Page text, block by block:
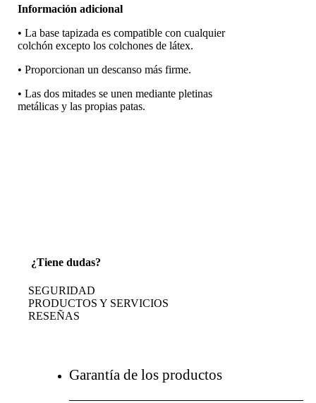
Información adicional
• La base tapizada es compatible con cualquier
colchón excepto los colchones de látex.
• Proporcionan un descanso más firme.
• Las dos mitades se unen mediante pletinas
metálicas y las propias patas.
¿Tiene dudas?
SEGURIDAD
PRODUCTOS Y SERVICIOS
RESEÑAS
Garantía de los productos